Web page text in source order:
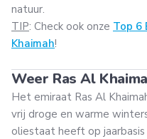
natuur.
TIP: Check ook onze Top 6
Khaimah!
Weer Ras Al
Het emiraat Ras Al
vrij droge en warme
oliestaat heeft op